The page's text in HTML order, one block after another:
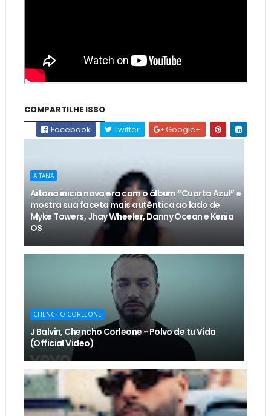
COMPARTILHE ISSO
Facebook
Twitter Google+
AITANA
Aitana inicia nova era com o álbum “Cuarto Azul” e
mostra sua faceta mais autêntica ao lado de
Myke Towers, Jhay Wheeler, Danny Ocean e Kenia
OS
CHENCHO CORLEONE
J Balvin, Chencho Corleone - Polvo de tu Vida
(Official Video)